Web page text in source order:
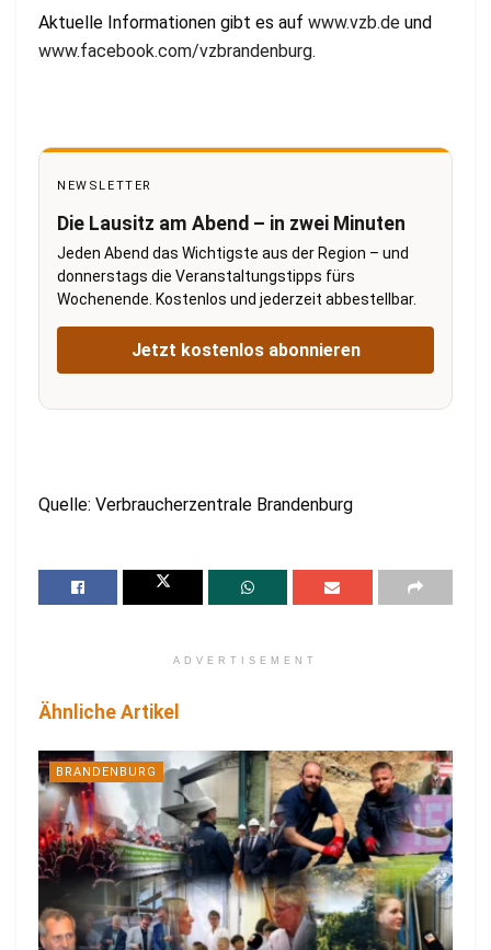
Aktuelle Informationen gibt es auf www.vzb.de und
www.facebook.com/vzbrandenburg.
NEWSLETTER
Die Lausitz am Abend – in zwei Minuten
Jeden Abend das Wichtigste aus der Region – und
donnerstags die Veranstaltungstipps fürs
Wochenende. Kostenlos und jederzeit abbestellbar.
Jetzt kostenlos abonnieren
Quelle: Verbraucherzentrale Brandenburg
ADVERTISEMENT
Ähnliche Artikel
BRANDENBURG